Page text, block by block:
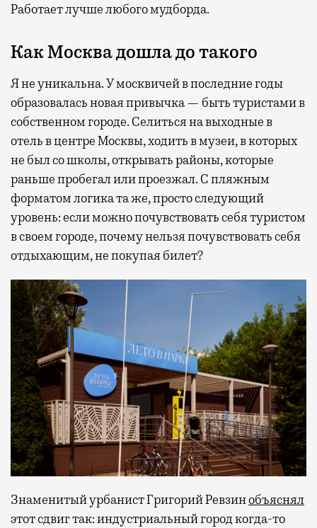
Работает лучше любого мудборда.
Как Москва дошла до такого
Я не уникальна. У москвичей в последние годы
образовалась новая привычка — быть туристами в
собственном городе. Селиться на выходные в
отель в центре Москвы, ходить в музеи, в которых
не был со школы, открывать районы, которые
раньше пробегал или проезжал. С пляжным
форматом логика та же, просто следующий
уровень: если можно почувствовать себя туристом
в своем городе, почему нельзя почувствовать себя
отдыхающим, не покупая билет?
Знаменитый урбанист Григорий Ревзинобъяснял
этот сдвиг так: индустриальный город когда-то